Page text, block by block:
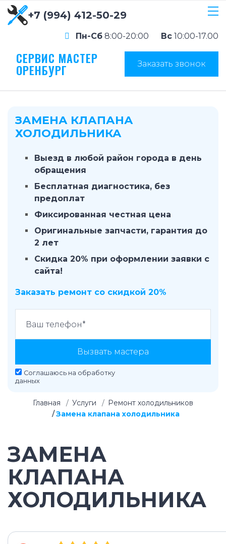
+7 (994) 412-50-29
Пн-Сб 8:00-20:00 Вс 10:00-17.00
СЕРВИС МАСТЕР
ОРЕНБУРГ Заказать звонок
ЗАМЕНА КЛАПАНА
ХОЛОДИЛЬНИКА
Выезд в любой район города в день
обращения
Бесплатная диагностика, без
предоплат
Фиксированная честная цена
Оригинальные запчасти, гарантия до
2 лет
Скидка 20% при оформлении заявки с
сайта!
Заказать ремонт со скидкой 20%
Вызвать мастера
Соглашаюсь на обработку
данных
Главная Услуги
Ремонт холодильников
Замена клапана холодильника
ЗАМЕНА
КЛАПАНА
ХОЛОДИЛЬНИКА